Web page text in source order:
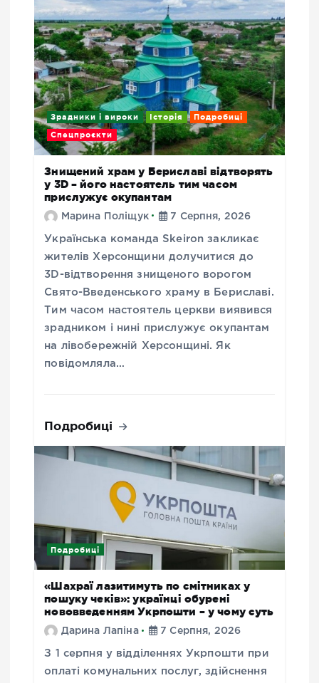
Зрадники і вироки Історія Подробиці
Спецпроєкти
Знищений храм у Бериславі відтворять
у 3D – його настоятель тим часом
прислужує окупантам
Марина Поліщук 7 Серпня, 2026
Українська команда Skeiron закликає
жителів Херсонщини долучитися до
3D-відтворення знищеного ворогом
Свято-Введенського храму в Бериславі.
Тим часом настоятель церкви виявився
зрадником і нині прислужує окупантам
на лівобережній Херсонщині. Як
повідомляла…
Подробиці
Подробиці
«Шахраї лазитимуть по смітниках у
пошуку чеків»: українці обурені
нововведенням Укрпошти – у чому суть
Дарина Лапіна 7 Серпня, 2026
З 1 серпня у відділеннях Укрпошти при
оплаті комунальних послуг, здійснення